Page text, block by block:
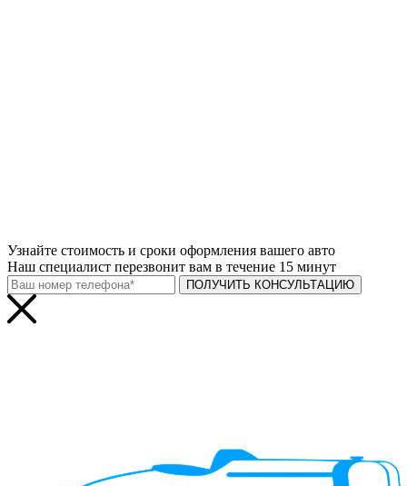
Узнайте стоимость и сроки оформления вашего авто
Наш специалист перезвонит вам в течение 15 минут
ПОЛУЧИТЬ КОНСУЛЬТАЦИЮ